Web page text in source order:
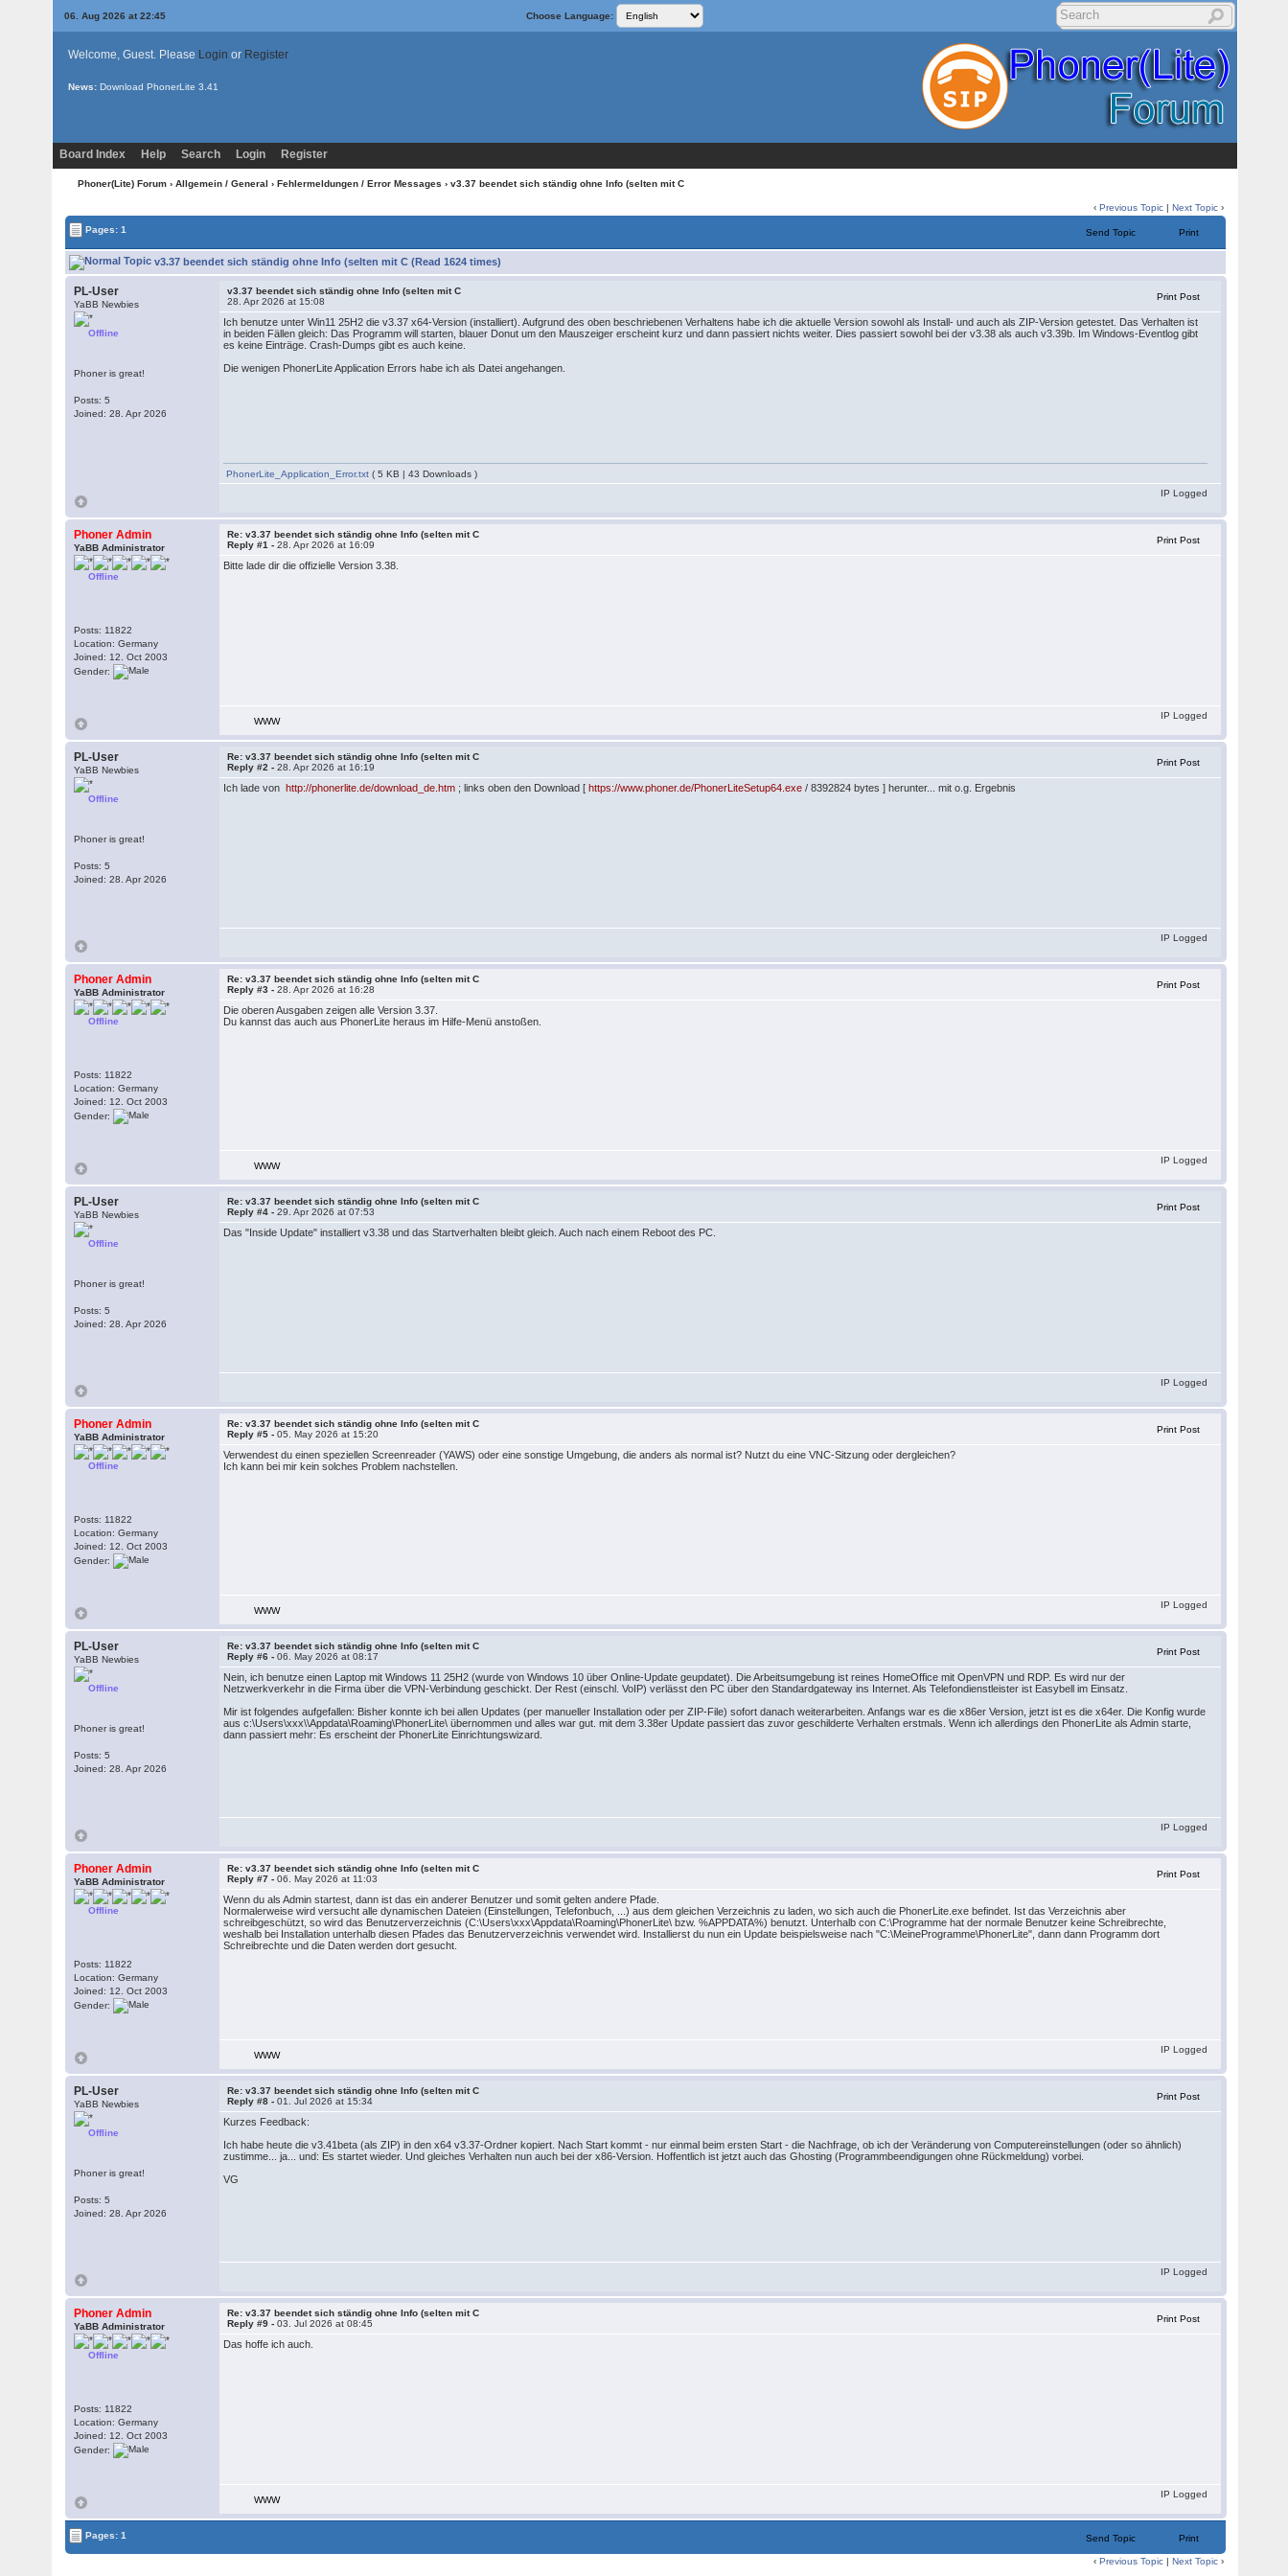
06. Aug 2026 at 22:45 Choose Language:
Welcome, Guest. Please Login or Register
News: Download PhonerLite 3.41
Board Index Help Search Login Register
Phoner(Lite) Forum › Allgemein / General › Fehlermeldungen / Error Messages › v3.37 beendet sich ständig ohne Info (selten mit C
‹Previous Topic |Next Topic ›
Pages: 1 Send Topic Print
v3.37 beendet sich ständig ohne Info (selten mit C (Read 1624 times)
PL-User
YaBB Newbies
Offline
Phoner is great!
Posts: 5
Joined: 28. Apr 2026
v3.37 beendet sich ständig ohne Info (selten mit C
28. Apr 2026 at 15:08
Print Post
Ich benutze unter Win11 25H2 die v3.37 x64-Version (installiert). Aufgrund des oben beschriebenen Verhaltens habe ich die aktuelle Version sowohl als Install- und auch als ZIP-Version getestet. Das Verhalten ist
in beiden Fällen gleich: Das Programm will starten, blauer Donut um den Mauszeiger erscheint kurz und dann passiert nichts weiter. Dies passiert sowohl bei der v3.38 als auch v3.39b. Im Windows-Eventlog gibt
es keine Einträge. Crash-Dumps gibt es auch keine.
Die wenigen PhonerLite Application Errors habe ich als Datei angehangen.
PhonerLite_Application_Error.txt ( 5 KB | 43 Downloads )
IP Logged
Phoner Admin
YaBB Administrator
Offline
Posts: 11822
Location: Germany
Joined: 12. Oct 2003
Gender:
Re: v3.37 beendet sich ständig ohne Info (selten mit C
Reply #1 -28. Apr 2026 at 16:09 Print Post
Bitte lade dir die offizielle Version 3.38.
WWW
IP Logged
PL-User
YaBB Newbies
Offline
Phoner is great!
Posts: 5
Joined: 28. Apr 2026
Re: v3.37 beendet sich ständig ohne Info (selten mit C
Reply #2 -28. Apr 2026 at 16:19 Print Post
Ich lade vonhttp://phonerlite.de/download_de.htm ; links oben den Download [https://www.phoner.de/PhonerLiteSetup64.exe / 8392824 bytes ] herunter... mit o.g. Ergebnis
IP Logged
Phoner Admin
YaBB Administrator
Offline
Posts: 11822
Location: Germany
Joined: 12. Oct 2003
Gender:
Re: v3.37 beendet sich ständig ohne Info (selten mit C
Reply #3 -28. Apr 2026 at 16:28 Print Post
Die oberen Ausgaben zeigen alle Version 3.37.
Du kannst das auch aus PhonerLite heraus im Hilfe-Menü anstoßen.
WWW
IP Logged
PL-User
YaBB Newbies
Offline
Phoner is great!
Posts: 5
Joined: 28. Apr 2026
Re: v3.37 beendet sich ständig ohne Info (selten mit C
Reply #4 -29. Apr 2026 at 07:53 Print Post
Das "Inside Update" installiert v3.38 und das Startverhalten bleibt gleich. Auch nach einem Reboot des PC.
IP Logged
Phoner Admin
YaBB Administrator
Offline
Posts: 11822
Location: Germany
Joined: 12. Oct 2003
Gender:
Re: v3.37 beendet sich ständig ohne Info (selten mit C
Reply #5 -05. May 2026 at 15:20 Print Post
Verwendest du einen speziellen Screenreader (YAWS) oder eine sonstige Umgebung, die anders als normal ist? Nutzt du eine VNC-Sitzung oder dergleichen?
Ich kann bei mir kein solches Problem nachstellen.
WWW
IP Logged
PL-User
YaBB Newbies
Offline
Phoner is great!
Posts: 5
Joined: 28. Apr 2026
Re: v3.37 beendet sich ständig ohne Info (selten mit C
Reply #6 -06. May 2026 at 08:17 Print Post
Nein, ich benutze einen Laptop mit Windows 11 25H2 (wurde von Windows 10 über Online-Update geupdatet). Die Arbeitsumgebung ist reines HomeOffice mit OpenVPN und RDP. Es wird nur der
Netzwerkverkehr in die Firma über die VPN-Verbindung geschickt. Der Rest (einschl. VoIP) verlässt den PC über den Standardgateway ins Internet. Als Telefondienstleister ist Easybell im Einsatz.
Mir ist folgendes aufgefallen: Bisher konnte ich bei allen Updates (per manueller Installation oder per ZIP-File) sofort danach weiterarbeiten. Anfangs war es die x86er Version, jetzt ist es die x64er. Die Konfig wurde
aus c:\Users\xxx\\Appdata\Roaming\PhonerLite\ übernommen und alles war gut. mit dem 3.38er Update passiert das zuvor geschilderte Verhalten erstmals. Wenn ich allerdings den PhonerLite als Admin starte,
dann passiert mehr: Es erscheint der PhonerLite Einrichtungswizard.
IP Logged
Phoner Admin
YaBB Administrator
Offline
Posts: 11822
Location: Germany
Joined: 12. Oct 2003
Gender:
Re: v3.37 beendet sich ständig ohne Info (selten mit C
Reply #7 -06. May 2026 at 11:03 Print Post
Wenn du als Admin startest, dann ist das ein anderer Benutzer und somit gelten andere Pfade.
Normalerweise wird versucht alle dynamischen Dateien (Einstellungen, Telefonbuch, ...) aus dem gleichen Verzeichnis zu laden, wo sich auch die PhonerLite.exe befindet. Ist das Verzeichnis aber
schreibgeschützt, so wird das Benutzerverzeichnis (C:\Users\xxx\Appdata\Roaming\PhonerLite\ bzw. %APPDATA%) benutzt. Unterhalb con C:\Programme hat der normale Benutzer keine Schreibrechte,
weshalb bei Installation unterhalb diesen Pfades das Benutzerverzeichnis verwendet wird. Installierst du nun ein Update beispielsweise nach "C:\MeineProgramme\PhonerLite", dann dann Programm dort
Schreibrechte und die Daten werden dort gesucht.
WWW
IP Logged
PL-User
YaBB Newbies
Offline
Phoner is great!
Posts: 5
Joined: 28. Apr 2026
Re: v3.37 beendet sich ständig ohne Info (selten mit C
Reply #8 -01. Jul 2026 at 15:34 Print Post
Kurzes Feedback:
Ich habe heute die v3.41beta (als ZIP) in den x64 v3.37-Ordner kopiert. Nach Start kommt - nur einmal beim ersten Start - die Nachfrage, ob ich der Veränderung von Computereinstellungen (oder so ähnlich)
zustimme... ja... und: Es startet wieder. Und gleiches Verhalten nun auch bei der x86-Version. Hoffentlich ist jetzt auch das Ghosting (Programmbeendigungen ohne Rückmeldung) vorbei.
VG
IP Logged
Phoner Admin
YaBB Administrator
Offline
Posts: 11822
Location: Germany
Joined: 12. Oct 2003
Gender:
Re: v3.37 beendet sich ständig ohne Info (selten mit C
Reply #9 -03. Jul 2026 at 08:45 Print Post
Das hoffe ich auch.
WWW
IP Logged
Pages: 1 Send Topic Print
‹Previous Topic |Next Topic ›